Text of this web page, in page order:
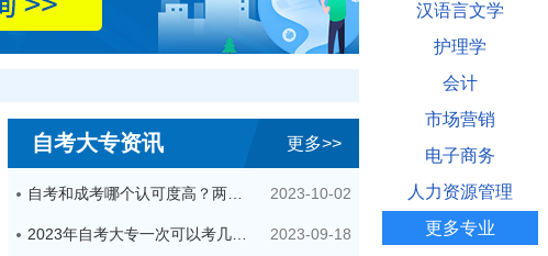
自考大专资讯 更多>>
自考和成考哪个认可度高？两者区别在哪？ 2023-10-02
2023年自考大专一次可以考几科？ 2023-09-18
汉语言文学
护理学
会计
市场营销
电子商务
人力资源管理
更多专业